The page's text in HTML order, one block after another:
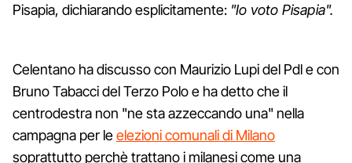
Pisapia, dichiarando esplicitamente: "Io voto Pisapia".
Celentano ha discusso con Maurizio Lupi del Pdl e con
Bruno Tabacci del Terzo Polo e ha detto che il
centrodestra non "ne sta azzeccando una" nella
campagna per leelezioni comunali di Milano
soprattutto perchè trattano i milanesi come una